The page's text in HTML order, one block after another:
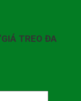
TREO ĐA